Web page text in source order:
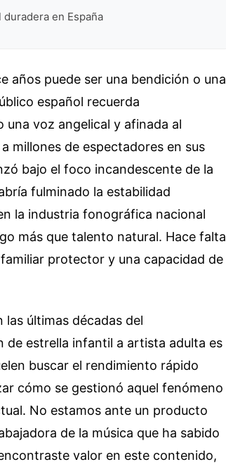
en España
años puede ser una bendición o una
español recuerda
voz angelical y afinada al
millones de espectadores en sus
bajo el foco incandescente de la
fulminado la estabilidad
la industria fonográfica nacional
más que talento natural. Hace falta
protector y una capacidad de
últimas décadas del
estrella infantil a artista adulta es
buscar el rendimiento rápido
cómo se gestionó aquel fenómeno
No estamos ante un producto
de la música que ha sabido
valor en este contenido,